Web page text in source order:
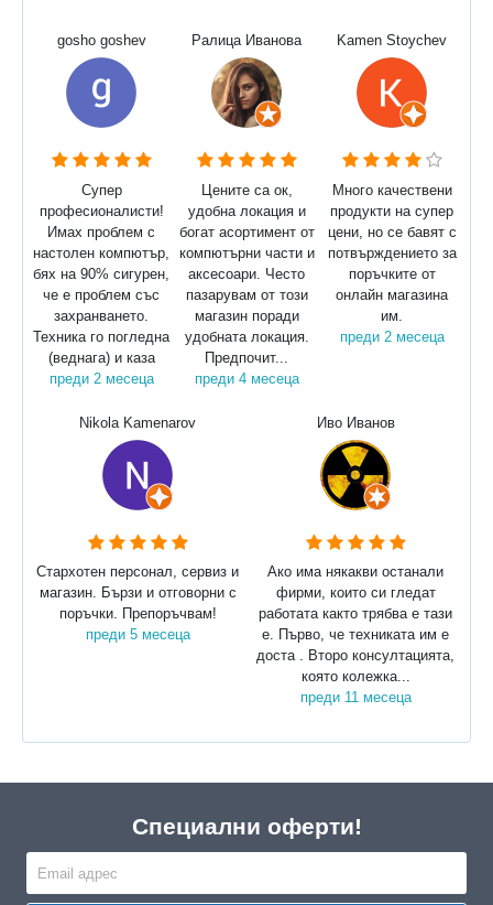
gosho goshev
Супер
професионалисти!
Имах проблем с
настолен компютър,
бях на 90% сигурен,
че е проблем със
захранването.
Техника го погледна
(веднага) и каза
преди 2 месеца
Ралица Иванова
Цените са ок,
удобна локация и
богат асортимент от
компютърни части и
аксесоари. Често
пазарувам от този
магазин поради
удобната локация.
Предпочит...
преди 4 месеца
Kamen Stoychev
Много качествени
продукти на супер
цени, но се бавят с
потвърждението за
поръчките от
онлайн магазина
им.
преди 2 месеца
Nikola Kamenarov
Стархотен персонал, сервиз и
магазин. Бързи и отговорни с
поръчки. Препоръчвам!
преди 5 месеца
Иво Иванов
Ако има някакви останали
фирми, които си гледат
работата както трябва е тази
е. Първо, че техниката им е
доста . Второ консултацията,
която колежка...
преди 11 месеца
Специални оферти!